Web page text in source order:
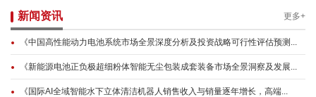
新闻资讯 更多+
《中国高性能动力电池系统市场全景深度分析及投资战略可行性评估预测...
《新能源电池正负极超细粉体智能无尘包装成套装备市场全景洞察及发展...
《国际AI全域智能水下立体清洁机器人销售收入与销量逐年增长，高端...